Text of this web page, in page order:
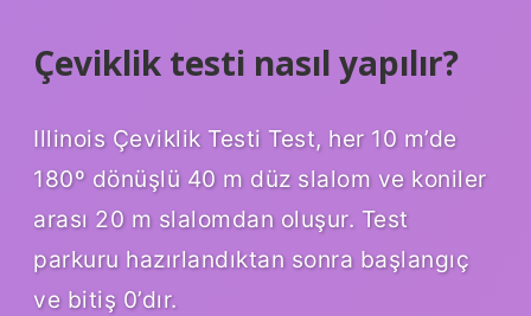
Çeviklik testi nasıl yapılır?
Illinois Çeviklik Testi Test, her 10 m’de
180º dönüşlü 40 m düz slalom ve koniler
arası 20 m slalomdan oluşur. Test
parkuru hazırlandıktan sonra başlangıç ​​
ve bitiş 0’dır.